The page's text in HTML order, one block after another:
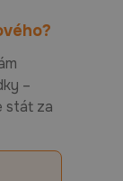
–
stát za